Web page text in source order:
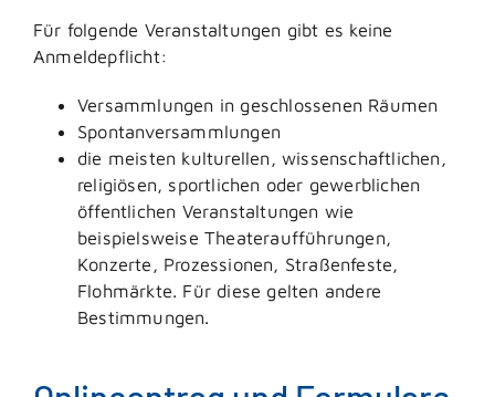
Für folgende Veranstaltungen gibt es keine
Anmeldepflicht:
Versammlungen in geschlossenen Räumen
Spontanversammlungen
die meisten kulturellen, wissenschaftlichen,
religiösen, sportlichen oder gewerblichen
öffentlichen Veranstaltungen wie
beispielsweise Theateraufführungen,
Konzerte, Prozessionen, Straßenfeste,
Flohmärkte. Für diese gelten andere
Bestimmungen.